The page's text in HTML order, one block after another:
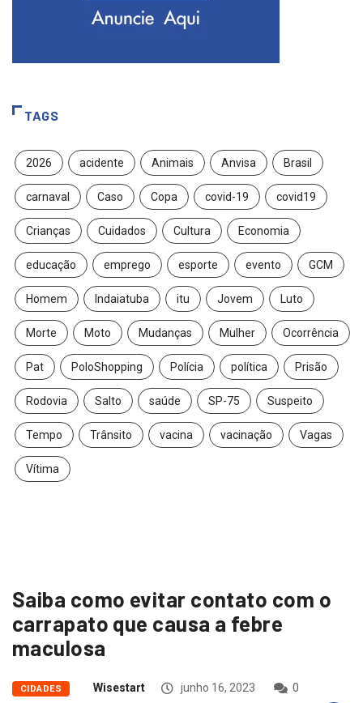
TAGS
2026 acidente Animais Anvisa Brasil
carnaval Caso Copa covid-19 covid19
Crianças Cuidados Cultura Economia
educação emprego esporte evento GCM
Homem Indaiatuba itu Jovem Luto
Morte Moto Mudanças Mulher Ocorrência
Pat PoloShopping Polícia política Prisão
Rodovia Salto saúde SP-75 Suspeito
Tempo Trânsito vacina vacinação Vagas
Vítima
Saiba como evitar contato com o
carrapato que causa a febre
maculosa
CIDADES Wisestart junho 16, 2023
0